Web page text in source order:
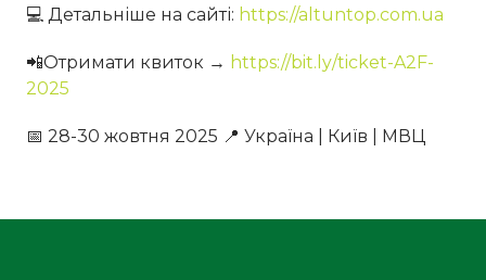
💻 Детальніше на сайті: https://altuntop.com.ua
📲Отримати квиток → https://bit.ly/ticket-A2F-
2025
📅 28-30 жовтня 2025 📍 Україна | Київ | МВЦ